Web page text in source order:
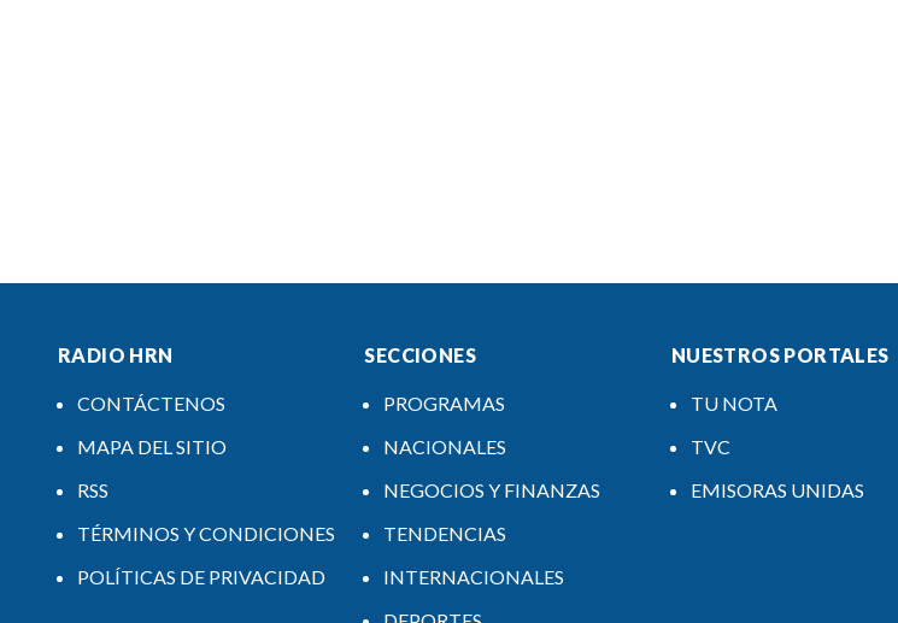
RADIO HRN
CONTÁCTENOS
MAPA DEL SITIO
RSS
TÉRMINOS Y CONDICIONES
POLÍTICAS DE PRIVACIDAD
SECCIONES
PROGRAMAS
NACIONALES
NEGOCIOS Y FINANZAS
TENDENCIAS
INTERNACIONALES
NUESTROS PORTALES
TU NOTA
TVC
EMISORAS UNIDAS